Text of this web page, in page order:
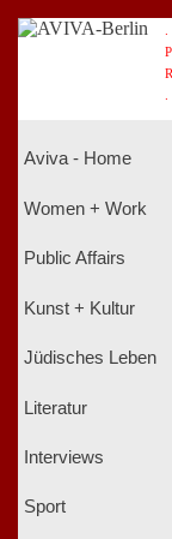
P
R
Aviva - Home
Women + Work
Public Affairs
Kunst + Kultur
Jüdisches Leben
Literatur
Interviews
Sport